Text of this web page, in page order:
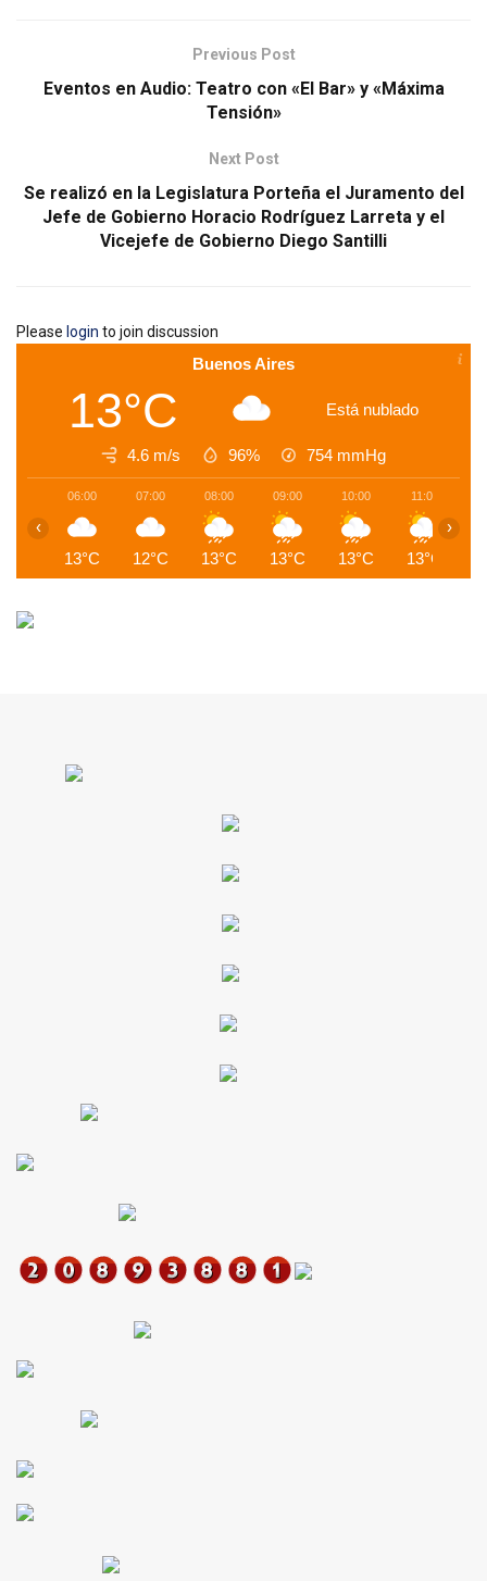
Previous Post
Eventos en Audio: Teatro con «El Bar» y «Máxima
Tensión»
Next Post
Se realizó en la Legislatura Porteña el Juramento del
Jefe de Gobierno Horacio Rodríguez Larreta y el
Vicejefe de Gobierno Diego Santilli
Please login to join discussion
Buenos Aires
13°C Está nublado
4.6 m/s 96% 754 mmHg
06:00
13°C
07:00
12°C
08:00
13°C
09:00
13°C
10:00
13°C
11:00
13°C
‹ ›